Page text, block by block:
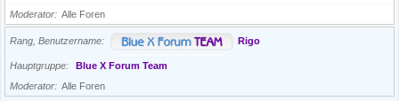
Moderator
Alle Foren
Rang, Benutzername Rigo
Hauptgruppe
Blue X Forum Team
Moderator
Alle Foren